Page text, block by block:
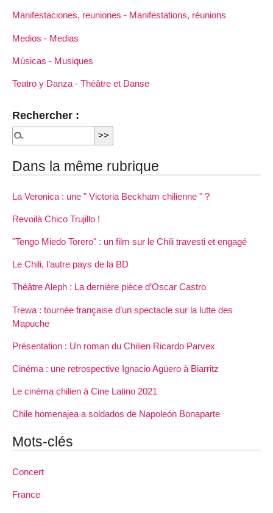
Manifestaciones, reuniones - Manifestations, réunions
Medios - Medias
Músicas - Musiques
Teatro y Danza - Théâtre et Danse
Rechercher :
Dans la même rubrique
La Veronica : une " Victoria Beckham chilienne " ?
Revoilà Chico Trujillo !
"Tengo Miedo Torero" : un film sur le Chili travesti et engagé
Le Chili, l’autre pays de la BD
Théâtre Aleph : La dernière pièce d’Oscar Castro
Trewa : tournée française d’un spectacle sur la lutte des
Mapuche
Présentation : Un roman du Chilien Ricardo Parvex
Cinéma : une retrospective Ignacio Agüero à Biarritz
Le cinéma chilien à Cine Latino 2021
Chile homenajea a soldados de Napoleón Bonaparte
Mots-clés
Concert
France